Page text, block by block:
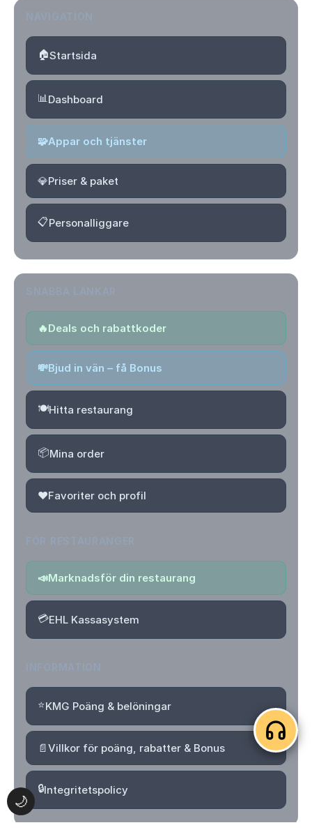
🌙
🏠Startsida
📊Dashboard
🧩Appar och tjänster
💎Priser & paket
📋Personalliggare
🔥Deals och rabattkoder
💸Bjud in vän – få Bonus
🍽️Hitta restaurang
📦Mina order
❤️Favoriter och profil
📣Marknadsför din restaurang
💳EHL Kassasystem
⭐KMG Poäng & belöningar
📄Villkor för poäng, rabatter & Bonus
🔒Integritetspolicy